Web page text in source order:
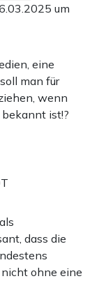
um
eine
man für
wenn
ist!?
dass die
ohne eine